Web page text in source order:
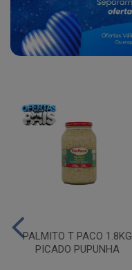
PALMITO T PACO 1.8KG
PICADO PUPUNHA